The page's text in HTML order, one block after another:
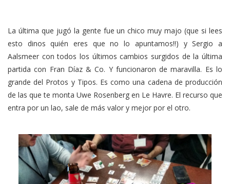
La última que jugó la gente fue un chico muy majo (que si lees
esto dinos quién eres que no lo apuntamos!!) y Sergio a
Aalsmeer con todos los últimos cambios surgidos de la última
partida con Fran Díaz & Co. Y funcionaron de maravilla. Es lo
grande del Protos y Tipos. Es como una cadena de producción
de las que te monta Uwe Rosenberg en Le Havre. El recurso que
entra por un lao, sale de más valor y mejor por el otro.